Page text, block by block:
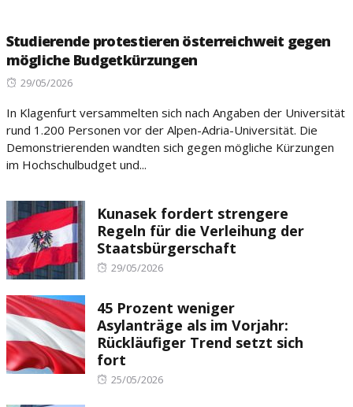
Studierende protestieren österreichweit gegen
mögliche Budgetkürzungen
Posted
29/05/2026
In Klagenfurt versammelten sich nach Angaben der Universität
rund 1.200 Personen vor der Alpen-Adria-Universität. Die
Demonstrierenden wandten sich gegen mögliche Kürzungen
im Hochschulbudget und...
Kunasek fordert strengere
Regeln für die Verleihung der
Staatsbürgerschaft
Posted
29/05/2026
45 Prozent weniger
Asylanträge als im Vorjahr:
Rückläufiger Trend setzt sich
fort
Posted
25/05/2026